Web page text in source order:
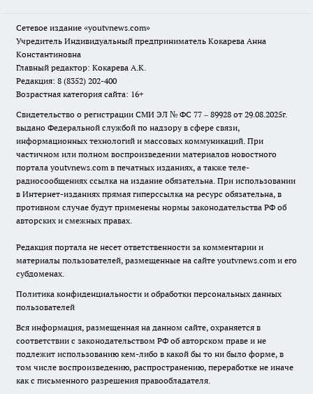
Сетевое издание «youtvnews.com»
Учредитель Индивидуальный предприниматель Кокарева Анна
Константиновна
Главный редактор: Кокарева А.К.
Редакция: 8 (8352) 202-400
Возрастная категория сайта: 16+
Свидетельство о регистрации СМИ ЭЛ № ФС 77 – 89928 от 29.08.2025г.
выдано Федеральной службой по надзору в сфере связи,
информационных технологий и массовых коммуникаций. При
частичном или полном воспроизведении материалов новостного
портала youtvnews.com в печатных изданиях, а также теле-
радиосообщениях ссылка на издание обязательна. При использовании
в Интернет-изданиях прямая гиперссылка на ресурс обязательна, в
противном случае будут применены нормы законодательства РФ об
авторских и смежных правах.
Редакция портала не несет ответственности за комментарии и
материалы пользователей, размещенные на сайте youtvnews.com и его
субдоменах.
Политика конфиденциальности и обработки персональных данных
пользователей
Вся информация, размещенная на данном сайте, охраняется в
соответствии с законодательством РФ об авторском праве и не
подлежит использованию кем-либо в какой бы то ни было форме, в
том числе воспроизведению, распространению, переработке не иначе
как с письменного разрешения правообладателя.